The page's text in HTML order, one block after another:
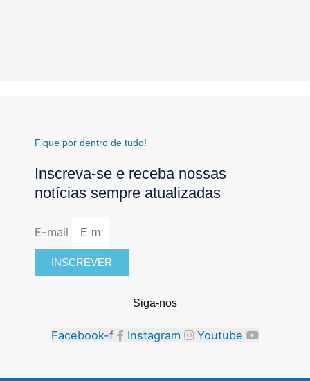
Fique por dentro de tudo!
Inscreva-se e receba nossas
notícias sempre atualizadas
E-mail
INSCREVER
Siga-nos
Facebook-f Instagram Youtube